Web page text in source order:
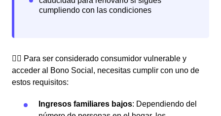
👉🏼 Para ser considerado consumidor vulnerable y
acceder al Bono Social, necesitas cumplir con uno de
estos requisitos:
Ingresos familiares bajos: Dependiendo del